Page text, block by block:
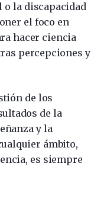
la discapacidad
el foco en
hacer ciencia
percepciones y
de los
de la
y la
ámbito,
es siempre